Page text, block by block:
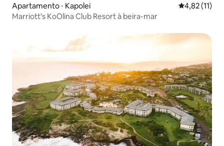
Apartamento ⋅ Kapolei 4,82 de uma
4,82 (11)
Marriott's KoOlina Club Resort à beira-mar